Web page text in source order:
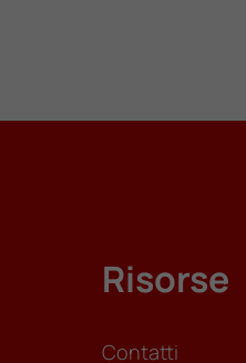
Risorse
Contatti